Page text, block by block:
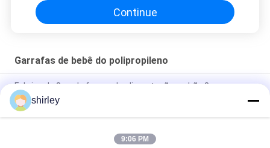
Continue
Garrafas de bebê do polipropileno
Fabrica de 8 oz de frasco de alimentação padrão 3pcs em um
conjunto frasco de leite de fluxo lento anti cólica
Método de esterilização por micro-ondas Copo de bebê para
shirley
9:06 PM